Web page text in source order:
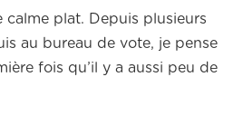
calme plat. Depuis plusieurs
au bureau de vote, je pense
fois qu’il y a aussi peu de